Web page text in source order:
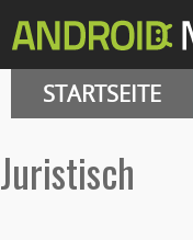
STARTSEITE
Juristisch